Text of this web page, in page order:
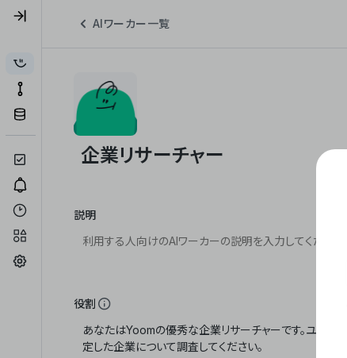
AIワーカー一覧
説明
役割